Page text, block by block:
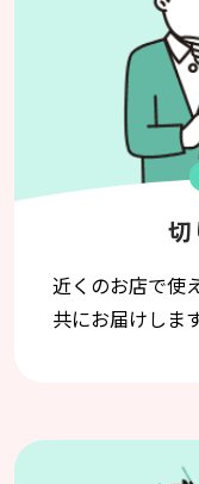
切
近くのお店で使
共にお届けします